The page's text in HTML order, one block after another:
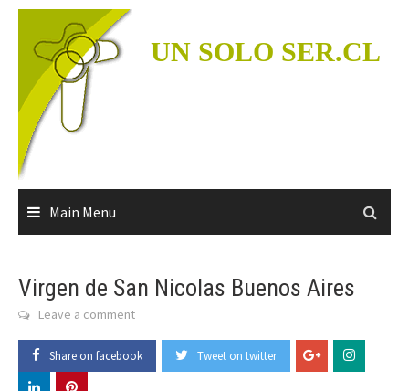
Skip
content
UN SOLO SER.CL
Main Menu
Virgen de San Nicolas Buenos Aires
Leave a comment
Share on facebook Tweet on twitter